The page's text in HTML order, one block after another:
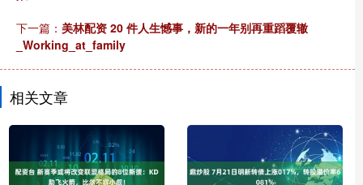
下一篇： 美林配资 20 件人生憾事，新的一年别再重蹈覆辙
_Working_at_family
相关文章